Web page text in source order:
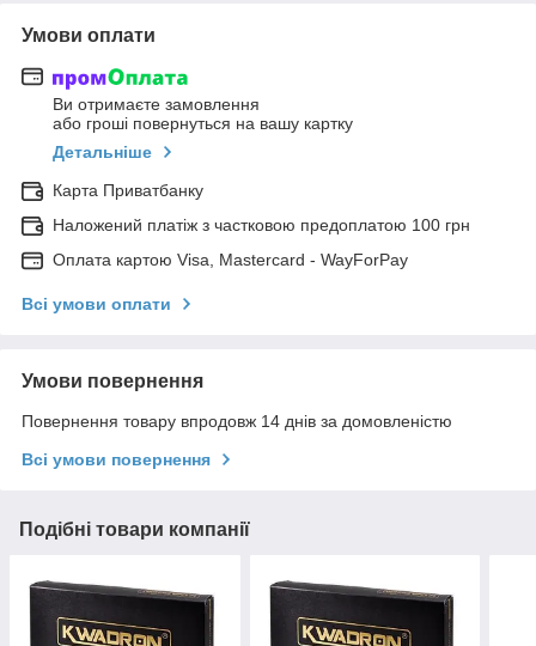
Умови оплати
Ви отримаєте замовлення
або гроші повернуться на вашу картку
Детальніше
Карта Приватбанку
Наложений платіж з частковою предоплатою 100 грн
Оплата картою Visa, Mastercard - WayForPay
Всі умови оплати
Умови повернення
Повернення товару впродовж 14 днів за домовленістю
Всі умови повернення
Подібні товари компанії